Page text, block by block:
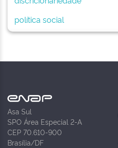
política social
Asa Sul
SPO Área Especial 2-A
CEP 70.610-900
Brasília/DF